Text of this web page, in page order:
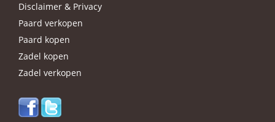
Disclaimer & Privacy
Paard verkopen
Paard kopen
Zadel kopen
Zadel verkopen